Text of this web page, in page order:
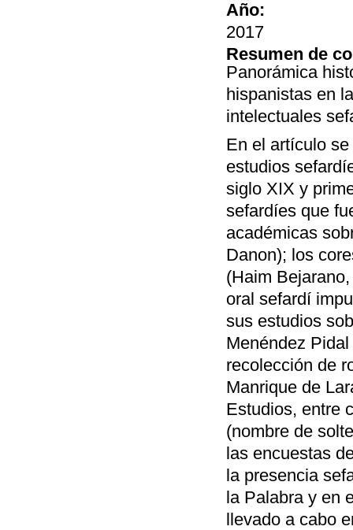
Año:
2017
Resumen de
Panorámica
hispanistas en
intelectuales
En el artículo
estudios
siglo XIX y
sefardíes que
académicas
Danon); los
(Haim
oral sefardí
sus estudios
Menéndez
recolección de
Manrique de
Estudios, entre
(nombre de
las encuestas
la presencia
la Palabra y en
llevado a cabo